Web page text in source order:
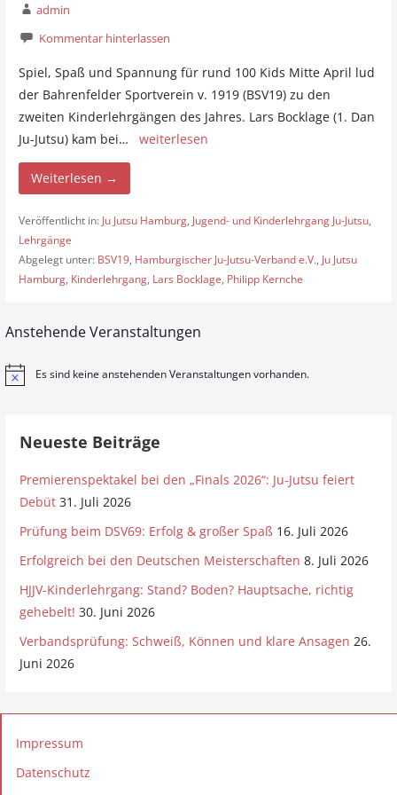
admin
Kommentar hinterlassen
Spiel, Spaß und Spannung für rund 100 Kids Mitte April lud
der Bahrenfelder Sportverein v. 1919 (BSV19) zu den
zweiten Kinderlehrgängen des Jahres. Lars Bocklage (1. Dan
Ju-Jutsu) kam bei… weiterlesen
Weiterlesen →
Veröffentlicht in: Ju Jutsu Hamburg, Jugend- und Kinderlehrgang Ju-Jutsu,
Lehrgänge
Abgelegt unter: BSV19, Hamburgischer Ju-Jutsu-Verband e.V., Ju Jutsu
Hamburg, Kinderlehrgang, Lars Bocklage, Philipp Kernche
Anstehende Veranstaltungen
H
Es sind keine anstehenden Veranstaltungen vorhanden.
Neueste Beiträge
Premierenspektakel bei den „Finals 2026“: Ju-Jutsu feiert
Debüt 31. Juli 2026
Prüfung beim DSV69: Erfolg & großer Spaß 16. Juli 2026
Erfolgreich bei den Deutschen Meisterschaften 8. Juli 2026
HJJV-Kinderlehrgang: Stand? Boden? Hauptsache, richtig
gehebelt! 30. Juni 2026
Verbandsprüfung: Schweiß, Können und klare Ansagen 26.
Juni 2026
Impressum
Datenschutz